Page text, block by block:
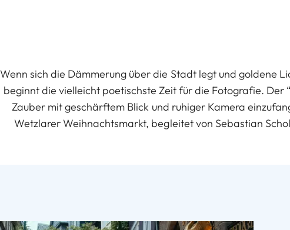
Wenn sich die Dämmerung über die Stadt legt und goldene
beginnt die vielleicht poetischste Zeit für die Fotografie. Der
Zauber mit geschärftem Blick und ruhiger Kamera
Wetzlarer Weihnachtsmarkt, begleitet von Sebastian